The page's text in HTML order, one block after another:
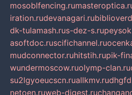
mosoblfencing.ru
iration.rudevanagari.ru
dk-tulamash.rus-dez-s.ru
asoftdoc.ruscifichannel.ru
mudconnector.ruhitstih.rupik-
wundermoscow.ruolymp-clan.ru
su2lgyoeucscn.ruallkmv.ru
netoen.ruweb-digest.ru